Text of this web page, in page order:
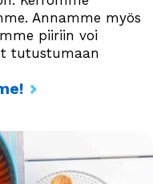
Annamme myös
piiriin voi
tutustumaan